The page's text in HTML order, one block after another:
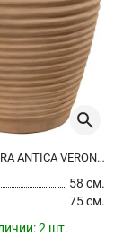
КАШПО TERRA ANTICA VERONA CHALK WHITE
58 см.
75 см.
2 шт.